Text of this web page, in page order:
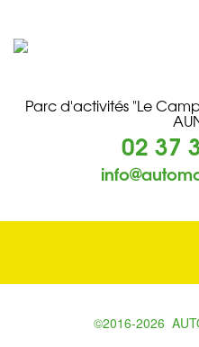
Parc d'activités "Le
02 37
©2016-2026